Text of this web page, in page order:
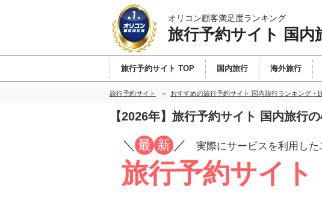
オリコン顧客満足度ランキング
旅行予約サイト 国内
旅行予約サイト TOP 国内旅行 海外旅行
旅行予約サイト おすすめの旅行予約サイト 国内旅行ランキング・
【2026年】旅行予約サイト 国内旅行
／ 最 新 ／ 実際にサービスを利用した
旅行予約サイ